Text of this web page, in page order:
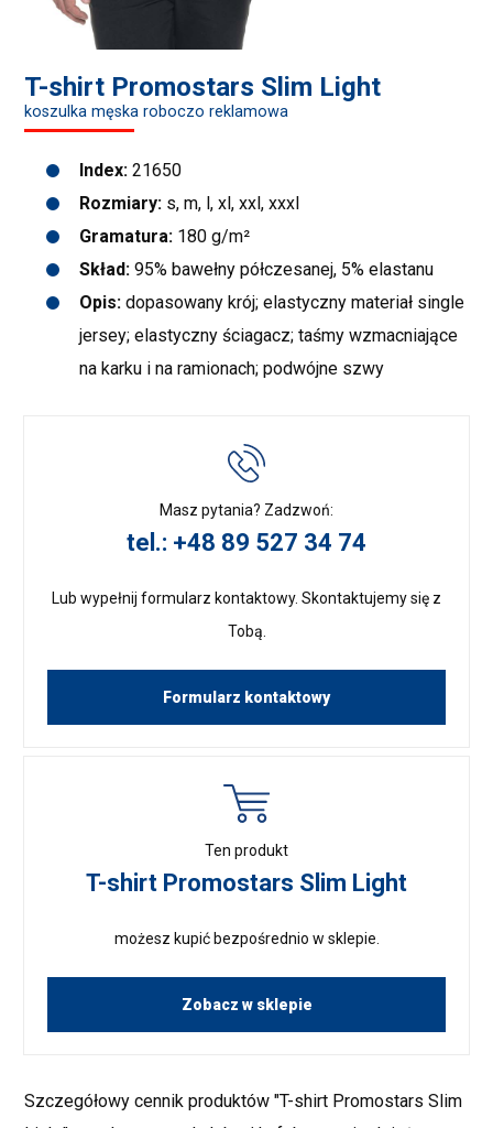
T-shirt Promostars Slim Light
koszulka męska roboczo reklamowa
Index: 21650
Rozmiary: s, m, l, xl, xxl, xxxl
Gramatura: 180 g/m²
Skład: 95% bawełny półczesanej, 5% elastanu
Opis:dopasowany krój; elastyczny materiał single
jersey; elastyczny ściagacz; taśmy wzmacniające
na karku i na ramionach; podwójne szwy
Masz pytania? Zadzwoń:
tel.: +48 89 527 34 74
Lub wypełnij formularz kontaktowy. Skontaktujemy się z
Tobą.
Formularz kontaktowy
Ten produkt
T-shirt Promostars Slim Light
możesz kupić bezpośrednio w sklepie.
Zobacz w sklepie
Szczegółowy cennik produktów "T-shirt Promostars Slim